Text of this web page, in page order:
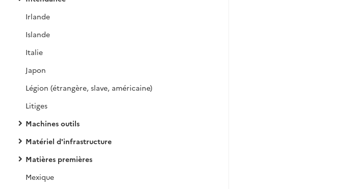
Irlande
Islande
Italie
Japon
Légion (étrangère, slave, américaine)
Litiges
Machines outils
Matériel d'infrastructure
Matières premières
Mexique